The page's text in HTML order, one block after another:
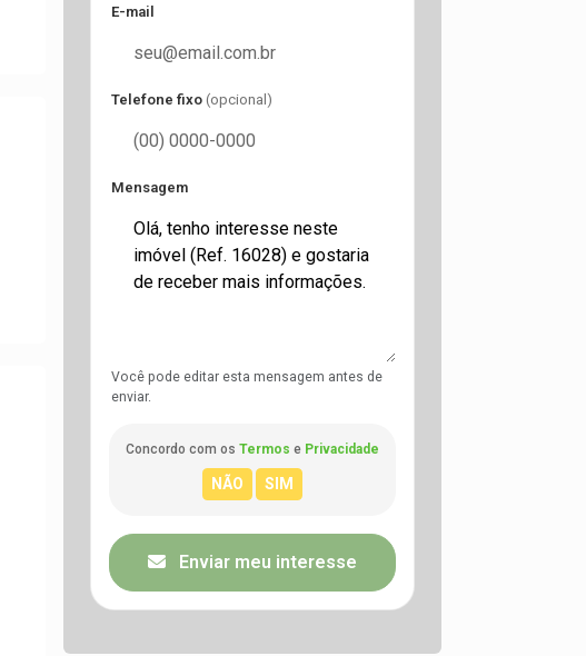
E-mail
Telefone fixo (opcional)
Mensagem
Você pode editar esta mensagem antes de
enviar.
Concordo com os Termos e Privacidade
Enviar meu interesse